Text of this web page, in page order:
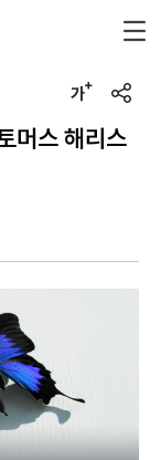
u
l
머스 해리스